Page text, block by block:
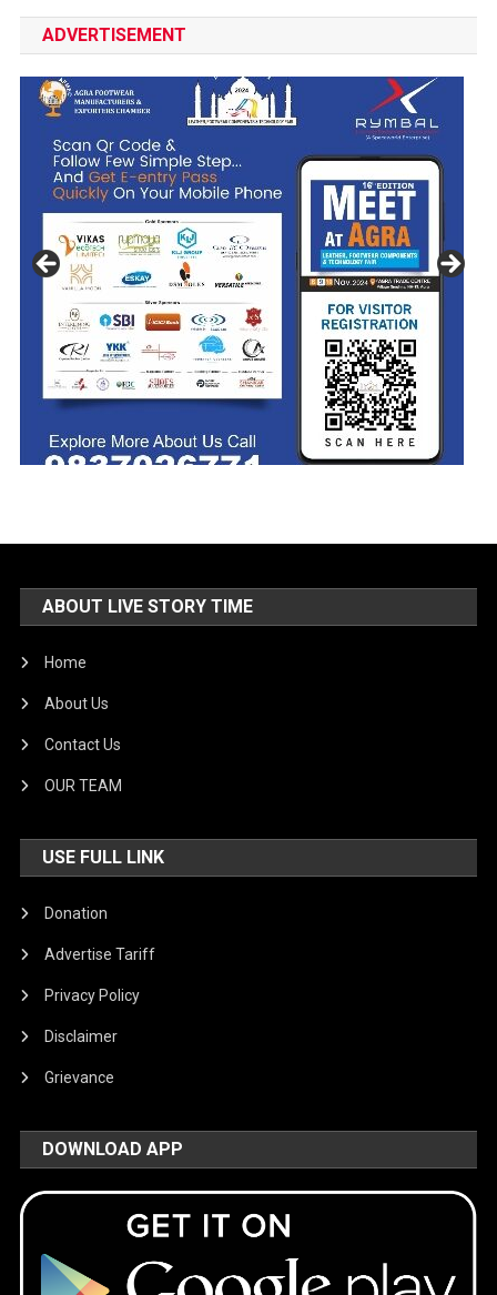
ADVERTISEMENT
ABOUT LIVE STORY TIME
Home
About Us
Contact Us
OUR TEAM
USE FULL LINK
Donation
Advertise Tariff
Privacy Policy
Disclaimer
Grievance
DOWNLOAD APP